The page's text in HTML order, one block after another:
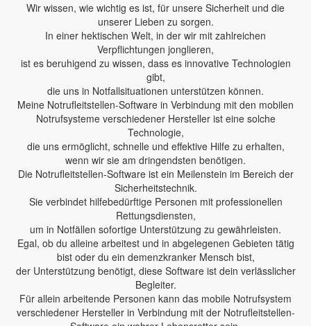
Wir wissen, wie wichtig es ist, für unsere Sicherheit und die
unserer Lieben zu sorgen.
In einer hektischen Welt, in der wir mit zahlreichen
Verpflichtungen jonglieren,
ist es beruhigend zu wissen, dass es innovative Technologien
gibt,
die uns in Notfallsituationen unterstützen können.
Meine Notrufleitstellen-Software in Verbindung mit den mobilen
Notrufsysteme verschiedener Hersteller ist eine solche
Technologie,
die uns ermöglicht, schnelle und effektive Hilfe zu erhalten,
wenn wir sie am dringendsten benötigen.
Die Notrufleitstellen-Software ist ein Meilenstein im Bereich der
Sicherheitstechnik.
Sie verbindet hilfebedürftige Personen mit professionellen
Rettungsdiensten,
um in Notfällen sofortige Unterstützung zu gewährleisten.
Egal, ob du alleine arbeitest und in abgelegenen Gebieten tätig
bist oder du ein demenzkranker Mensch bist,
der Unterstützung benötigt, diese Software ist dein verlässlicher
Begleiter.
Für allein arbeitende Personen kann das mobile Notrufsystem
verschiedener Hersteller in Verbindung mit der Notrufleitstellen-